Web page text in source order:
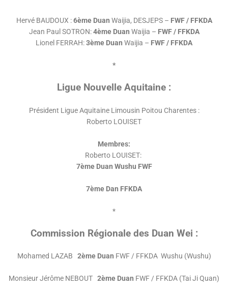
Hervé BAUDOUX :6ème Duan Waijia, DESJEPS – FWF / FFKDA
Jean Paul SOTRON:4ème Duan Waijia – FWF / FFKDA
Lionel FERRAH:3ème Duan Waijia – FWF / FFKDA
*
Ligue Nouvelle Aquitaine :
Président Ligue Aquitaine Limousin Poitou Charentes :
Roberto LOUISET
Membres:
Roberto LOUISET:
7ème Duan Wushu FWF
7ème Dan FFKDA
*
Commission Régionale des Duan Wei :
Mohamed LAZAB 2ème Duan FWF / FFKDA Wushu (Wushu)
Monsieur Jérôme NEBOUT 2ème Duan FWF / FFKDA (Tai Ji Quan)